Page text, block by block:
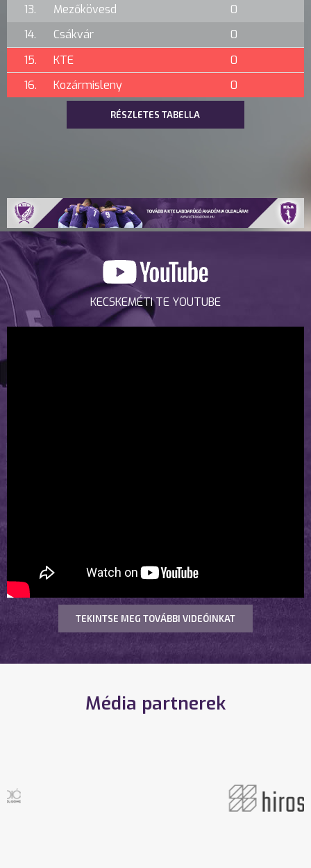
13.
Mezőkövesd
0
14.
Csákvár
0
15.
KTE
0
16.
Kozármisleny 0
RÉSZLETES TABELLA
KECSKEMÉTI TE YOUTUBE
TEKINTSE MEG TOVÁBBI VIDEÓINKAT
Média partnerek